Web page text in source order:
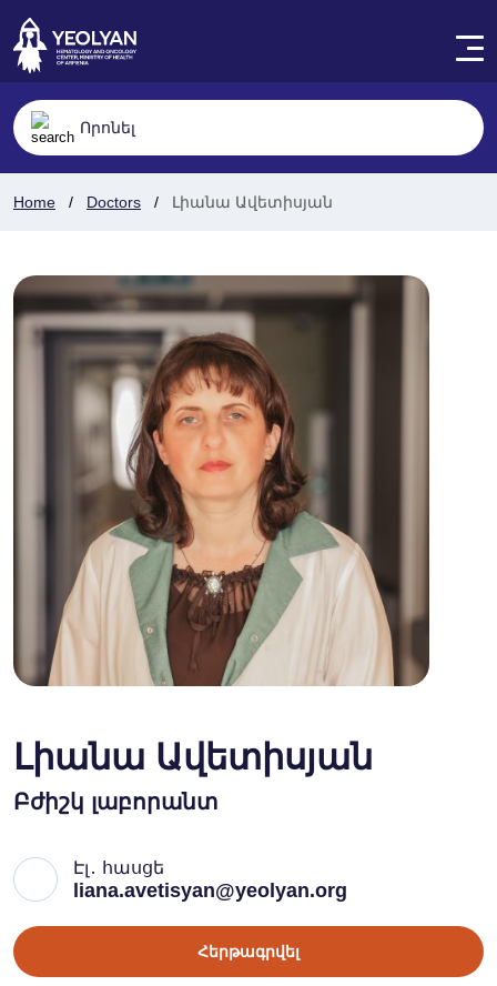
Home Doctors Լիանա Ավետիսյան
Լիանա Ավետիսյան
Բժիշկ լաբորանտ
Էլ․ հասցե
liana.avetisyan@yeolyan.org
Հերթագրվել